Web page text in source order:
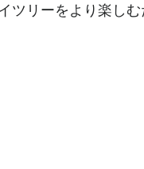
ツリーをより楽し